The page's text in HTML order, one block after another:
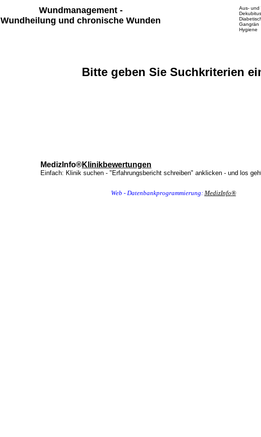
Wundmanagement -
Wundheilung und chronische Wunden
Aus- und
Dekubitus
Gangrän
Hygiene
Bitte geben Sie Suchkriterien
MedizInfo®Klinikbewertungen
Einfach: Klinik suchen - "Erfahrungsbericht schreiben" anklicken - und los
Web - Datenbankprogrammierung: MedizInfo®